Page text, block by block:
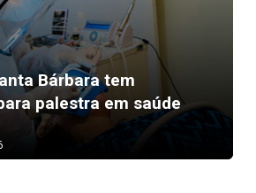
Bárbara tem
palestra em saúde